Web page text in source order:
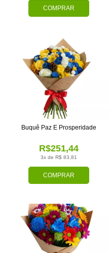
COMPRAR
COMPRAR
3x de R$ 83,81
R$251,44
Buquê Paz E Prosperidade